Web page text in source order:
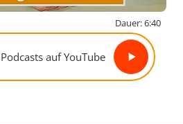
external content from
you consent to
to this third party.
Dauer: 6:40
auf YouTube